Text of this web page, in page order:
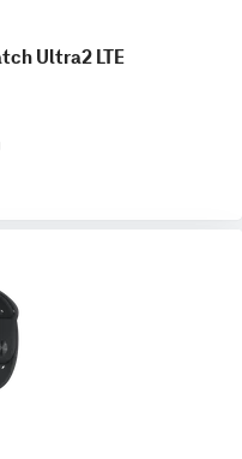
Ultra2 LTE